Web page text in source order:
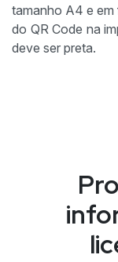
tamanho A4 e em
do QR Code na
deve ser preta.